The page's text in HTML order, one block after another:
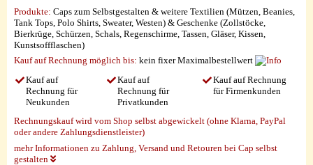
Produkte: Caps zum Selbstgestalten & weitere Textilien (Mützen, Beanies,
Tank Tops, Polo Shirts, Sweater, Westen) & Geschenke (Zollstöcke,
Bierkrüge, Schürzen, Schals, Regenschirme, Tassen, Gläser, Kissen,
Kunstsoffflaschen)
Kauf auf Rechnung möglich bis: kein fixer Maximalbestellwert
Kauf auf
Rechnung für
Neukunden
Kauf auf
Rechnung für
Privatkunden
Kauf auf Rechnung
für Firmenkunden
Rechnungskauf wird vom Shop selbst abgewickelt (ohne Klarna, PayPal
oder andere Zahlungsdienstleister)
mehr Informationen zu Zahlung, Versand und Retouren bei Cap selbst
gestalten